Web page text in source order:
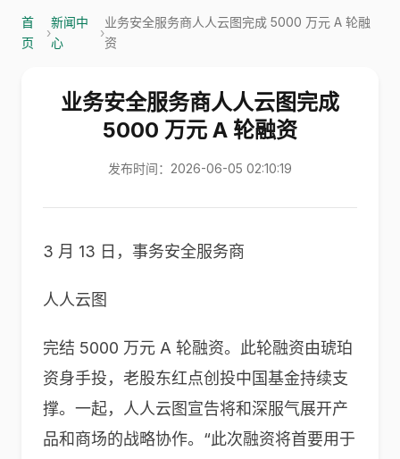
首
页
›
新闻中
心
›
业务安全服务商人人云图完成 5000 万元 A 轮融
资
业务安全服务商人人云图完成
5000 万元 A 轮融资
发布时间：2026-06-05 02:10:19
3 月 13 日，事务安全服务商
人人云图
完结 5000 万元 A 轮融资。此轮融资由琥珀
资身手投，老股东红点创投中国基金持续支
撑。一起，人人云图宣告将和深服气展开产
品和商场的战略协作。“此次融资将首要用于